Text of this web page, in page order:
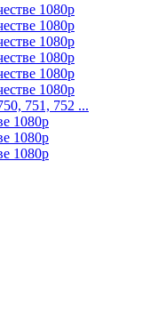
1080p
1080p
1080p
1080p
1080p
1080p
751, 752 ...
1080p
1080p
1080p